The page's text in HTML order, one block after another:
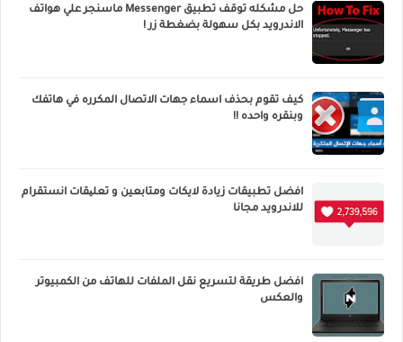
حل مشكله توقف تطبيق Messenger ماسنجر علي هواتف
الاندرويد بكل سهولة بضغطة زر !
كيف تقوم بحذف اسماء جهات الاتصال المكرره في هاتفك
وبنقره واحده !!
افضل تطبيقات زيادة لايكات ومتابعين و تعلیقات انستقرام
للاندرويد مجانا
افضل طريقة لتسريع نقل الملفات للهاتف من الكمبيوتر
والعكس